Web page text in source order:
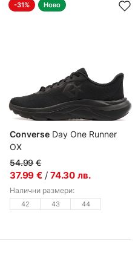
-31% Ново
Converse Day One Runner
OX
Маратонки
54.99 €
37.99 € / 74.30 лв.
Налични размери:
42 43 44